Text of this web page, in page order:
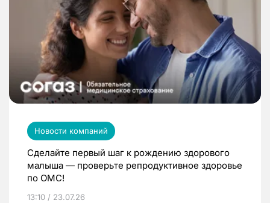
Новости компаний
Сделайте первый шаг к рождению здорового
малыша — проверьте репродуктивное здоровье
по ОМС!
13:10 / 23.07.26